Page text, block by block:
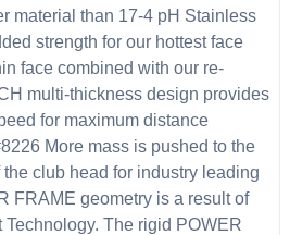
material than 17-4 pH Stainless
strength for our hottest face
face combined with our re-
multi-thickness design provides
for maximum distance
More mass is pushed to the
club head for industry leading
FRAME geometry is a result of
The rigid POWER